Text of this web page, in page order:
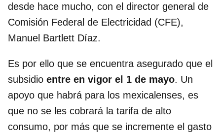
desde hace mucho, con el director general de
Comisión Federal de Electricidad (CFE),
Manuel Bartlett Díaz.
Es por ello que se encuentra asegurado que el
subsidio entre en vigor el 1 de mayo. Un
apoyo que habrá para los mexicalenses, es
que no se les cobrará la tarifa de alto
consumo, por más que se incremente el gasto